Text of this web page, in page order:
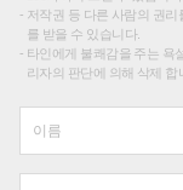
저작권 등 다른 사람의 권
를 받을 수 있습니다.
타인에게 불쾌감을 주는 욕
리자의 판단에 의해 삭제 합